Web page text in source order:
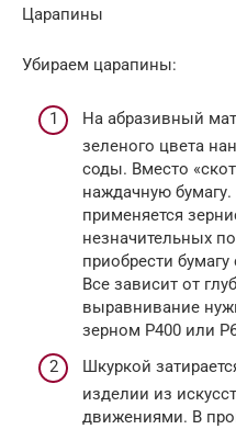
Царапины
Убираем царапины:
На абразивный
зеленого цвета
соды. Вместо
наждачную
применяется
незначительных
приобрести
Все зависит от
выравнивание
зерном Р400 или
Шкуркой
изделии из
движениями. В